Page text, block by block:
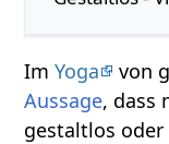
ImYoga von
Aussage, dass
gestaltlos oder